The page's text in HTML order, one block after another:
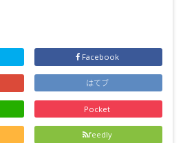
Facebook
はてブ
Pocket
feedly